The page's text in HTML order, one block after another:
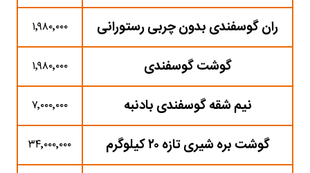
ران گوسفندی بدون چربی رستورانی ۱٬۹۸۰٬۰۰۰
گوشت گوسفندی ۱٬۹۸۰٬۰۰۰
نیم شقه گوسفندی بادنبه ۷٬۰۰۰٬۰۰۰
گوشت بره شیری تازه ۲۰ کیلوگرم ۳۴٬۰۰۰٬۰۰۰